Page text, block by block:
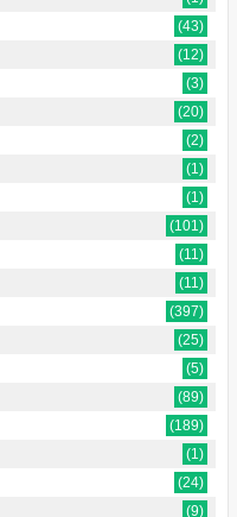
(43)
(12)
(3)
(20)
(2)
(1)
(1)
(101)
(11)
(11)
(397)
(25)
(5)
(89)
(189)
(1)
(24)
(9)